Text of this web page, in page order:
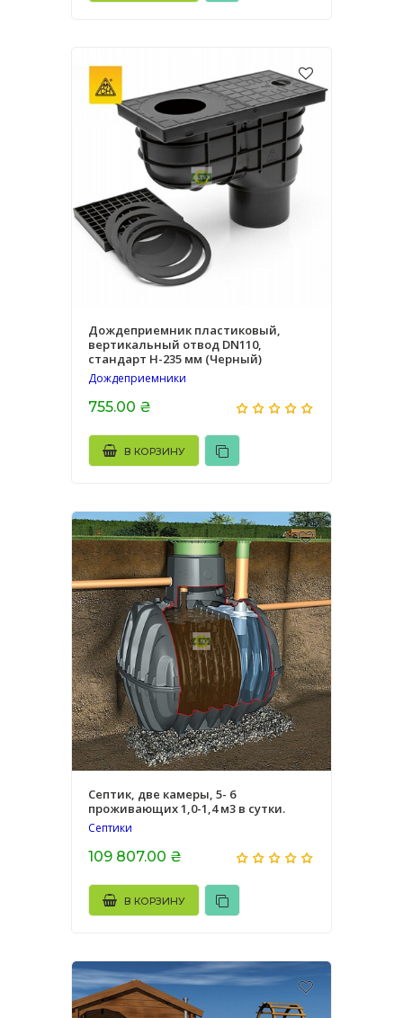
Дождеприемник пластиковый,
вертикальный отвод DN110,
стандарт H-235 мм (Черный)
Дождеприемники
755.00 ₴
В КОРЗИНУ
Септик, две камеры, 5- 6
проживающих 1,0-1,4 м3 в сутки.
Септики
109 807.00 ₴
В КОРЗИНУ